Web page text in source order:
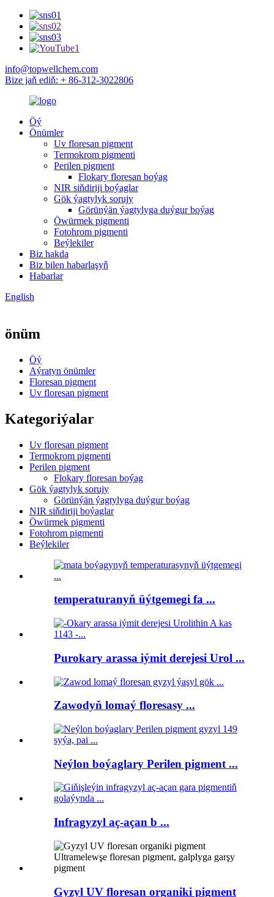
info@topwellchem.com
Bize jaň ediň: + 86-312-3022806
Öý
Önümler
Uv floresan pigment
Termokrom pigmenti
Perilen pigment
Flokary floresan boýag
NIR siňdiriji boýaglar
Gök ýagtylyk sorujy
Görünýän ýagtylyga duýgur boýag
Öwürmek pigmenti
Fotohrom pigmenti
Beýlekiler
Biz hakda
Biz bilen habarlaşyň
Habarlar
English
önüm
Öý
Aýratyn önümler
Floresan pigment
Uv floresan pigment
Kategoriýalar
Uv floresan pigment
Termokrom pigmenti
Perilen pigment
Flokary floresan boýag
Gök ýagtylyk sorujy
Görünýän ýagtylyga duýgur boýag
NIR siňdiriji boýaglar
Öwürmek pigmenti
Fotohrom pigmenti
Beýlekiler
temperaturanyň üýtgemegi fa ...
Purokary arassa iýmit derejesi Urol ...
Zawodyň lomaý floresasy ...
Neýlon boýaglary Perilen pigment ...
Infragyzyl aç-açan b ...
Gyzyl UV floresan organiki pigment